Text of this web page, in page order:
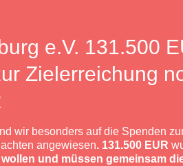
e.V. 131.500
Zielerreichung
wir besonders auf die Spenden
angewiesen. 131.500 EUR
wollen und müssen gemeinsam